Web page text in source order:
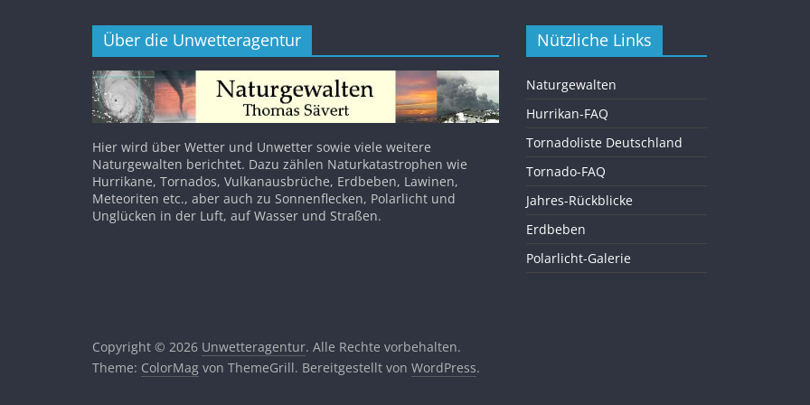
Über die Unwetteragentur
Hier wird über Wetter und Unwetter sowie viele weitere
Naturgewalten berichtet. Dazu zählen Naturkatastrophen wie
Hurrikane, Tornados, Vulkanausbrüche, Erdbeben, Lawinen,
Meteoriten etc., aber auch zu Sonnenflecken, Polarlicht und
Unglücken in der Luft, auf Wasser und Straßen.
Nützliche Links
Naturgewalten
Hurrikan-FAQ
Tornadoliste Deutschland
Tornado-FAQ
Jahres-Rückblicke
Erdbeben
Polarlicht-Galerie
Copyright © 2026 Unwetteragentur. Alle Rechte vorbehalten.
Theme: ColorMag von ThemeGrill. Bereitgestellt von WordPress.